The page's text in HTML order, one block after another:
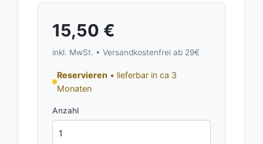
15,50 €
inkl. MwSt. • Versandkostenfrei ab 29€
Reservieren • lieferbar in ca 3
Monaten
Anzahl